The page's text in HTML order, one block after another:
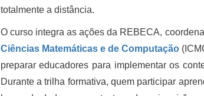
totalmente a distância.
O curso integra as ações da REBECA,
Ciências Matemáticas e de Computação
preparar educadores para implementar os
Durante a trilha formativa, quem participar